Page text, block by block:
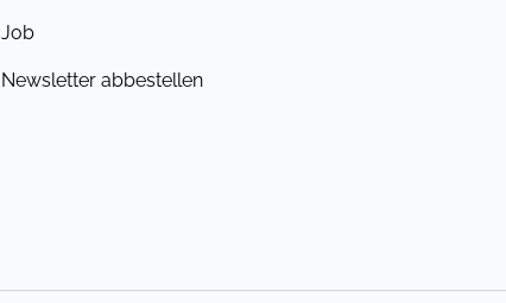
Job
Newsletter abbestellen